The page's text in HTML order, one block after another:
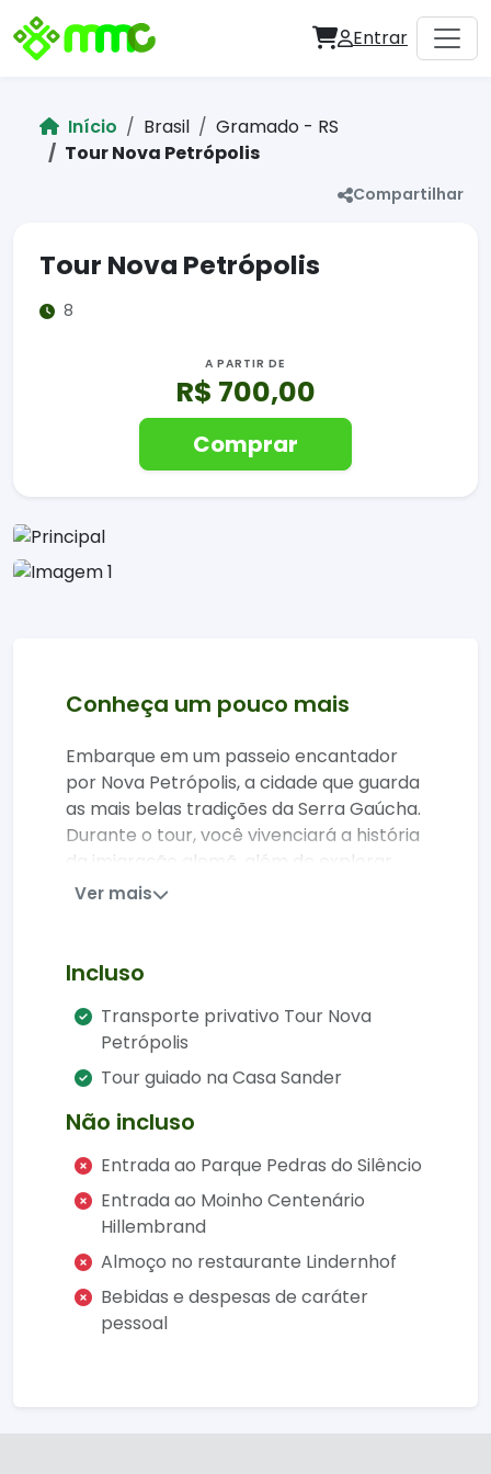
Entrar
Início Brasil
Gramado - RS
Tour Nova Petrópolis
Compartilhar
Tour Nova Petrópolis
8
A PARTIR DE
R$ 700,00
Comprar
Conheça um pouco mais
Embarque em um passeio encantador
por Nova Petrópolis, a cidade que guarda
as mais belas tradições da Serra Gaúcha.
Durante o tour, você vivenciará a história
da imigração alemã, além de explorar
pontos turísticos que trazem o melhor da
oportunidades para fotos.
Mirante Parada da Torre
panorâmica que oferece uma vista
deslumbrante do vale e das montanhas
da região, sendo uma parada obrigatória
para quem percorre a famosa Rota
Pedras do Silêncio Parqueao ar livre
com mais de 80 esculturas em arenito
que ilustram a imigração alemã. Trilhas e
jardins bem cuidados proporcionam um
passeio tranquilo.
um córrego, que operou por quase 100
Ver mais
Incluso
Transporte privativo Tour Nova
Petrópolis
Tour guiado na Casa Sander
Não incluso
Entrada ao Parque Pedras do Silêncio
Entrada ao Moinho Centenário
Hillembrand
Almoço no restaurante Lindernhof
Bebidas e despesas de caráter
pessoal